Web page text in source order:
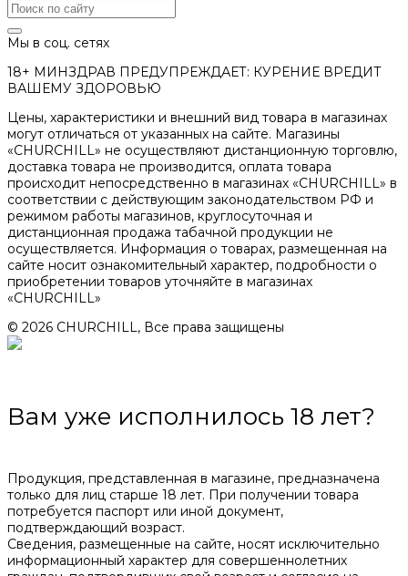
Мы в соц. сетях
18+ МИНЗДРАВ ПРЕДУПРЕЖДАЕТ: КУРЕНИЕ ВРЕДИТ
ВАШЕМУ ЗДОРОВЬЮ
Цены, характеристики и внешний вид товара в магазинах
могут отличаться от указанных на сайте. Магазины
«CHURCHILL» не осуществляют дистанционную торговлю,
доставка товара не производится, оплата товара
происходит непосредственно в магазинах «CHURCHILL» в
соответствии с действующим законодательством РФ и
режимом работы магазинов, круглосуточная и
дистанционная продажа табачной продукции не
осуществляется. Информация о товарах, размещенная на
сайте носит ознакомительный характер, подробности о
приобретении товаров уточняйте в магазинах
«CHURCHILL»
© 2026 CHURCHILL, Все права защищены
Вам уже исполнилось 18 лет?
Продукция, представленная в магазине, предназначена
только для лиц старше 18 лет. При получении товара
потребуется паспорт или иной документ,
подтверждающий возраст.
Сведения, размещенные на сайте, носят исключительно
информационный характер для совершеннолетних